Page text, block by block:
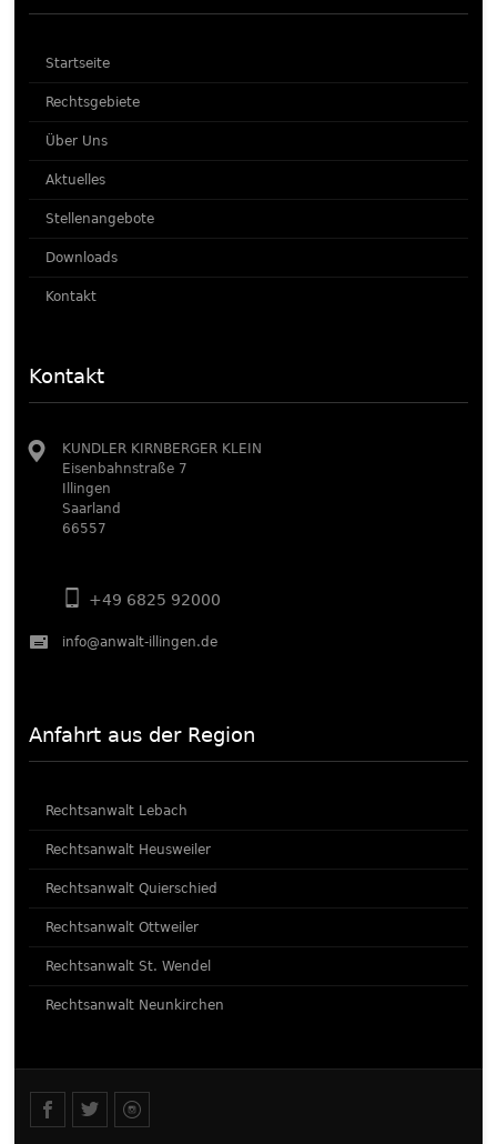
Startseite
Rechtsgebiete
Über Uns
Aktuelles
Stellenangebote
Downloads
Kontakt
Kontakt
KUNDLER KIRNBERGER KLEIN
Eisenbahnstraße 7
Illingen
Saarland
66557
+49 6825 92000
info@anwalt-illingen.de
Anfahrt aus der Region
Rechtsanwalt Lebach
Rechtsanwalt Heusweiler
Rechtsanwalt Quierschied
Rechtsanwalt Ottweiler
Rechtsanwalt St. Wendel
Rechtsanwalt Neunkirchen